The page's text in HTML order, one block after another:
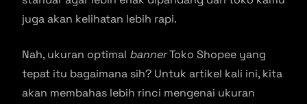
juga akan kelihatan lebih rapi.
Nah, ukuran optimal bannerToko Shopee yang
tepat itu bagaimana sih? Untuk artikel kali ini, kita
akan membahas lebih rinci mengenai ukuran